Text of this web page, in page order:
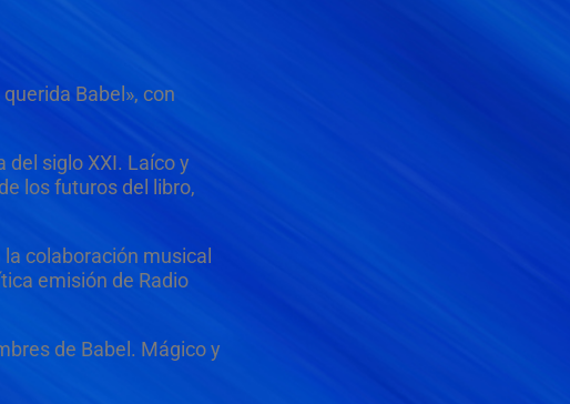
Babel», con
siglo XXI. Laíco y
los futuros del libro,
colaboración musical
emisión de Radio
de Babel. Mágico y